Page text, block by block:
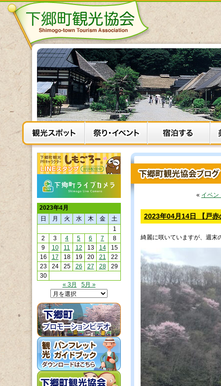
« イベン
2023年04月14日 【戸赤
綺麗に咲いていますが、週末
2023年4月
日
月 火 水 木 金
土
1
2
3 4 5 6 7
8
9
10 11 12 13 14
15
16
17 18 19 20 21
22
23
24 25 26 27 28
29
30
« 3月
5月 »